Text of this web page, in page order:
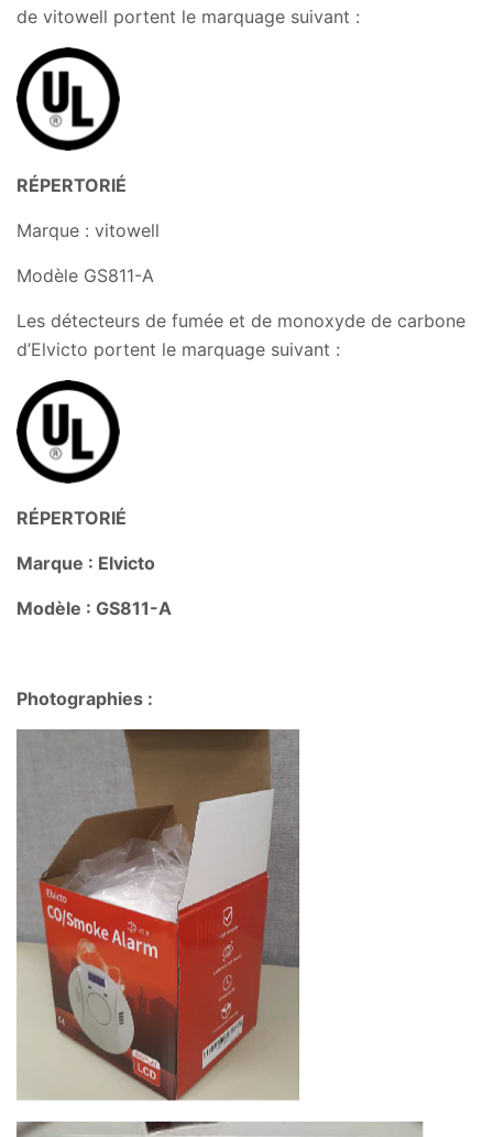
de vitowell portent le marquage suivant :
RÉPERTORIÉ
Marque : vitowell
Modèle GS811-A
Les détecteurs de fumée et de monoxyde de carbone
d’Elvicto portent le marquage suivant :
RÉPERTORIÉ
Marque : Elvicto
Modèle : GS811-A
Photographies :